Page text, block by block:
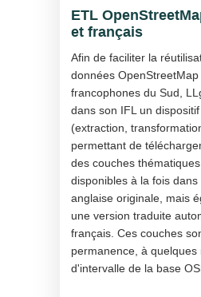
ETL
et français
Afin de faciliter la
données
francophones du Sud,
dans son IFL un dispositif
(extraction,
permettant de
des couches
disponibles à la fois dans
anglaise originale, mais
une version traduite
français. Ces couches
permanence, à quelques
d'intervalle de la base